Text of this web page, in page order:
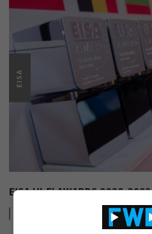
EISA
EISA HI-FI AWARDS 2022-2023